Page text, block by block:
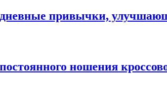
привычки,
ношения